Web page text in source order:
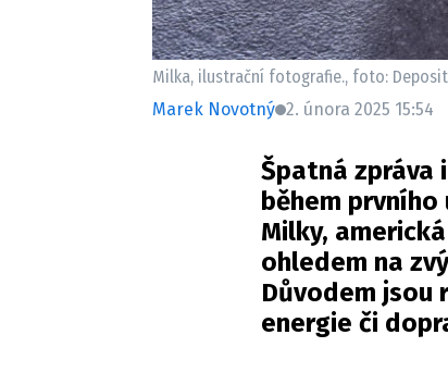
Milka, ilustrační fotografie., foto:
Marek Novotný 2. února 2025 15:54
Špatná zpráva
během prvního
Milky,
ohledem na
Důvodem jsou
energie či